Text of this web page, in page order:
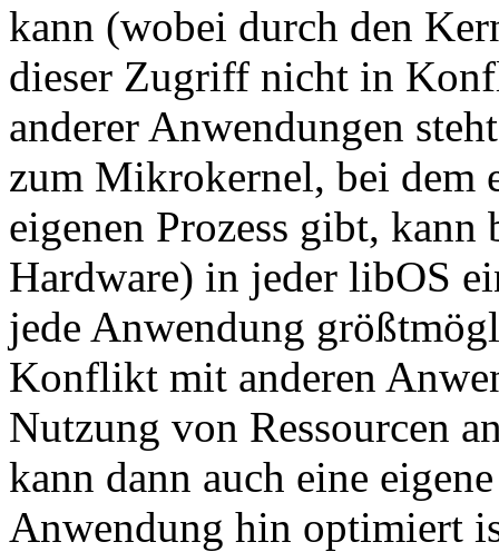
kann (wobei durch den
dieser Zugriff nicht in
anderer Anwendungen
zum Mikrokernel, bei dem
eigenen Prozess gibt,
Hardware) in jeder libOS
jede Anwendung
Konflikt mit anderen
Nutzung von Ressourcen
kann dann auch eine
Anwendung hin optimiert